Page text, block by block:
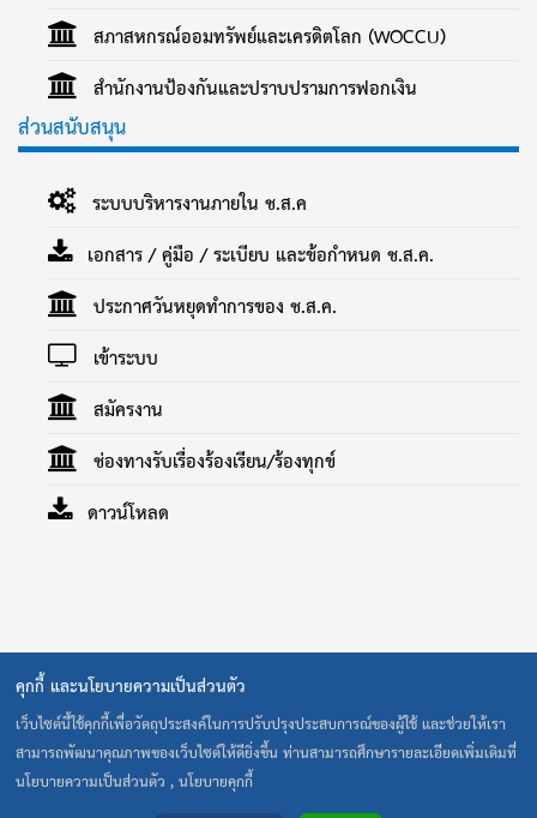
สภาสหกรณ์ออมทรัพย์และเครดิตโลก (WOCCU)
สำนักงานป้องกันและปราบปรามการฟอกเงิน
ส่วนสนับสนุน
ระบบบริหารงานภายใน ช.ส.ค
เอกสาร / คู่มือ / ระเบียบ และข้อกำหนด ช.ส.ค.
ประกาศวันหยุดทำการของ ช.ส.ค.
เข้าระบบ
สมัครงาน
ช่องทางรับเรื่องร้องเรียน/ร้องทุกข์
ดาวน์โหลด
40 ถนน รามคำแหง แขวงสะพานสูง เขตสะพานสูง กรุงเทพ 10240
โทร. 0-2373-0020-1 โทรสาร 0-2373-0022 E-Mail:
cult@cultthai.coop
เปิดทำการ : จันทร์-ศุกร์ เวลา 8.30-17.00 น. ปิดทำการ : เสาร์-
อาทิตย์ และวันหยุดนักขัตฤกษ์
คุกกี้ และนโยบายความเป็นส่วนตัว
เว็บไซต์นี้ใช้คุกกี้เพื่อวัตถุประสงค์ในการปรับปรุงประสบการณ์ของผู้ใช้ และช่วยให้เรา
สามารถพัฒนาคุณภาพของเว็บไซต์ให้ดียิ่งขึ้น ท่านสามารถศึกษารายละเอียดเพิ่มเติมที่
นโยบายความเป็นส่วนตัว , นโยบายคุกกี้